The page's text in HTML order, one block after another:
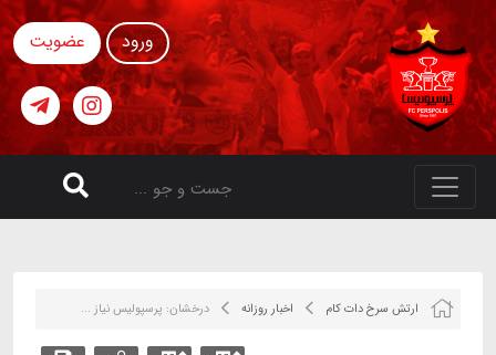
ورود عضویت
ارتش سرخ دات کام اخبار روزانه درخشان: پرسپولیس نیاز ...